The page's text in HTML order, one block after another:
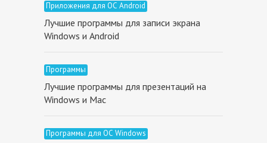
Приложения для ОС Android
Лучшие программы для записи экрана
Windows и Android
Программы
Лучшие программы для презентаций на
Windows и Mac
Программы для ОС Windows